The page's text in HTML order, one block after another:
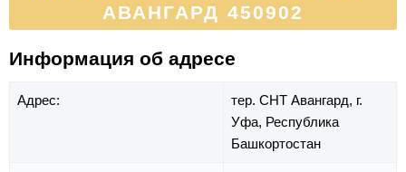
АВАНГАРД 450902
Информация об адресе
Адрес: тер. СНТ Авангард, г.
Уфа, Республика
Башкортостан